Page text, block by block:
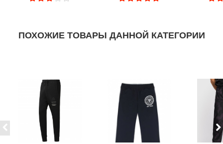
ПОХОЖИЕ ТОВАРЫ ДАННОЙ КАТЕГОРИИ